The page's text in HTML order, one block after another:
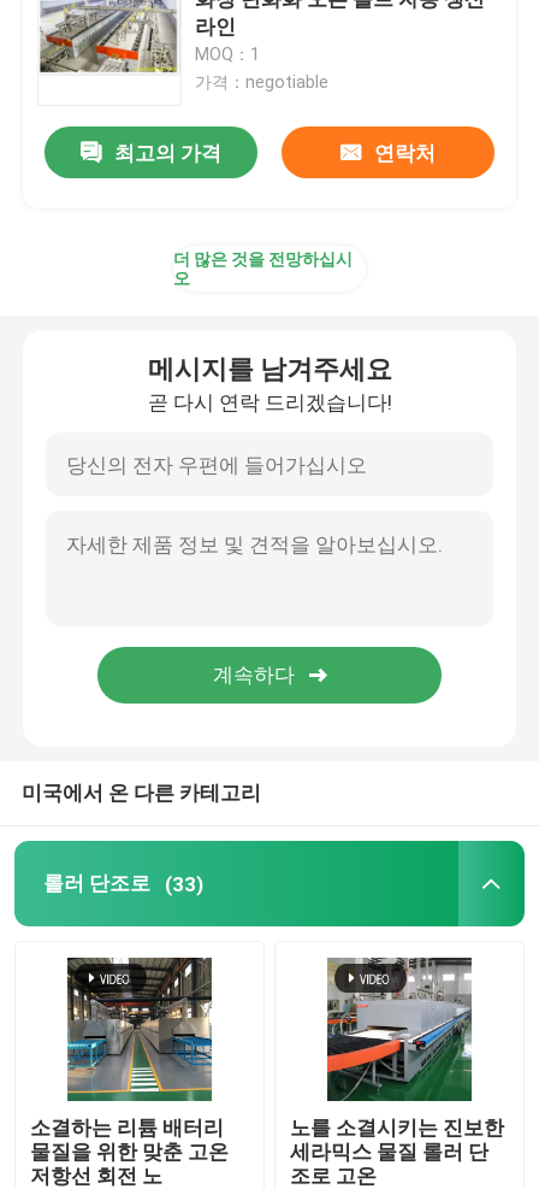
메시 벨트 노
박스 형상 노
손수레 노
롤러허스 킬른
소성가마
요업로
라인
MOQ：1
가격：negotiable
최고의 가격 연락처
더 많은 것을 전망하십시
오
메시지를 남겨주세요
곧 다시 연락 드리겠습니다!
미국에서 온 다른 카테고리
롤러 단조로 (33)
소결하는 리튬 배터리
물질을 위한 맞춘 고온
저항선 회전 노
노를 소결시키는 진보한
세라믹스 물질 롤러 단
조로 고온